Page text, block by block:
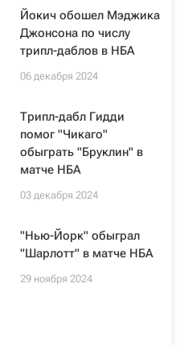
Йокич обошел Мэджика
Джонсона по числу
трипл-даблов в НБА
06 декабря 2024
Трипл-дабл Гидди
помог "Чикаго"
обыграть "Бруклин" в
матче НБА
03 декабря 2024
"Нью-Йорк" обыграл
"Шарлотт" в матче НБА
29 ноября 2024